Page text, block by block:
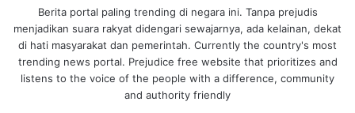
Berita portal paling trending di negara ini. Tanpa prejudis
menjadikan suara rakyat didengari sewajarnya, ada kelainan, dekat
di hati masyarakat dan pemerintah. Currently the country's most
trending news portal. Prejudice free website that prioritizes and
listens to the voice of the people with a difference, community
and authority friendly